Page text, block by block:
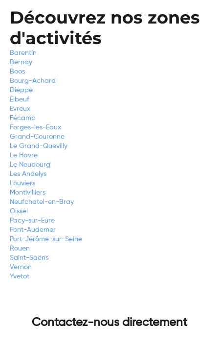
Découvrez nos zones
d'activités
Barentin
Bernay
Boos
Bourg-Achard
Dieppe
Elbeuf
Evreux
Fécamp
Forges-les-Eaux
Grand-Couronne
Le Grand-Quevilly
Le Havre
Le Neubourg
Les Andelys
Louviers
Montivilliers
Neufchatel-en-Bray
Oissel
Pacy-sur-Eure
Pont-Audemer
Port-Jérôme-sur-Seine
Rouen
Saint-Saëns
Vernon
Yvetot
Contactez-nous directement